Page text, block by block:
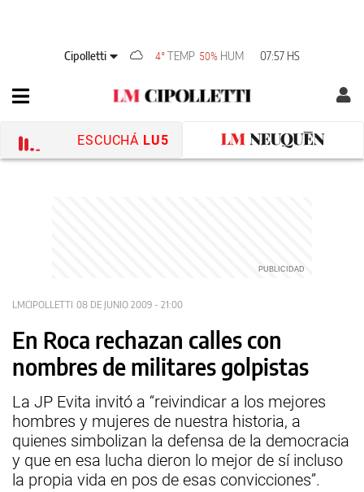
Cipolletti 4°TEMP 50% HUM 07:57 HS
ESCUCHÁ LU5
LMCIPOLLETTI 08 DE JUNIO 2009 - 21:00
En Roca rechazan calles con
nombres de militares golpistas
La JP Evita invitó a “reivindicar a los mejores
hombres y mujeres de nuestra historia, a
quienes simbolizan la defensa de la democracia
y que en esa lucha dieron lo mejor de sí incluso
la propia vida en pos de esas convicciones”.